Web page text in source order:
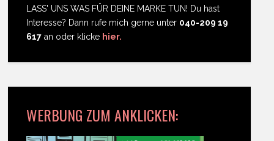
LASS' UNS WAS FÜR DEINE MARKE TUN! Du hast
Interesse? Dann rufe mich gerne unter 040-209 19
617 an oder klicke hier.
WERBUNG ZUM ANKLICKEN: